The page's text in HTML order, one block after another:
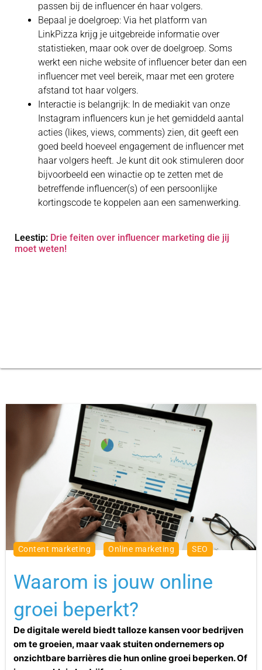
passen bij de influencer én haar volgers.
Bepaal je doelgroep: Via het platform van
LinkPizza krijg je uitgebreide informatie over
statistieken, maar ook over de doelgroep. Soms
werkt een niche website of influencer beter dan een
influencer met veel bereik, maar met een grotere
afstand tot haar volgers.
Interactie is belangrijk: In de mediakit van onze
Instagram influencers kun je het gemiddeld aantal
acties (likes, views, comments) zien, dit geeft een
goed beeld hoeveel engagement de influencer met
haar volgers heeft. Je kunt dit ook stimuleren door
bijvoorbeeld een winactie op te zetten met de
betreffende influencer(s) of een persoonlijke
kortingscode te koppelen aan een samenwerking.
Leestip: Drie feiten over influencer marketing die jij
moet weten!
content marketing online marketing SEO
Waarom is jouw online
groei beperkt?
De digitale wereld biedt talloze kansen voor bedrijven
om te groeien, maar vaak stuiten ondernemers op
onzichtbare barrières die hun online groei beperken. Of